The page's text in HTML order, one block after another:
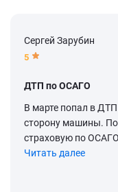
Сергей Зарубин
5
ДТП по ОСАГО
В марте попал в
сторону машины.
страховую по
Читать далее